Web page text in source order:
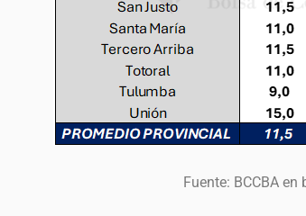
Fuente: BCCBA